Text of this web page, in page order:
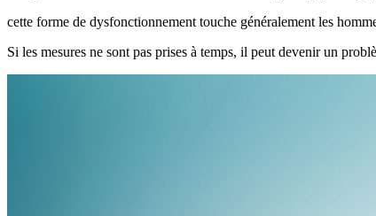
cette forme de dysfonctionnement touche généralement les
Si les mesures ne sont pas prises à temps, il peut devenir un